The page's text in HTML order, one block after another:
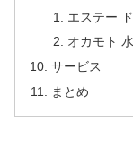
エステー
オカモト
サービス
まとめ